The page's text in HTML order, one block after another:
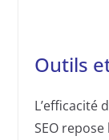
Outils
L’efficacité
SEO